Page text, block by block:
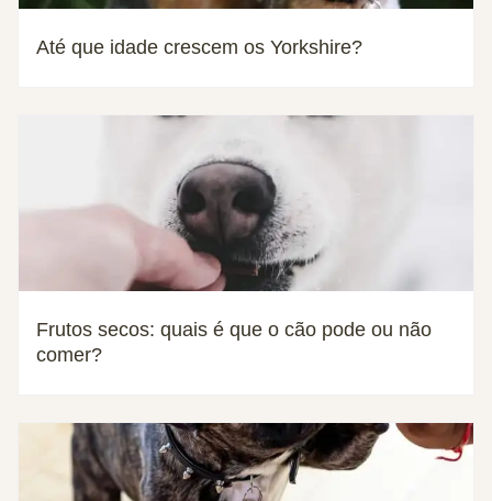
Até que idade crescem os Yorkshire?
Frutos secos: quais é que o cão pode ou não
comer?